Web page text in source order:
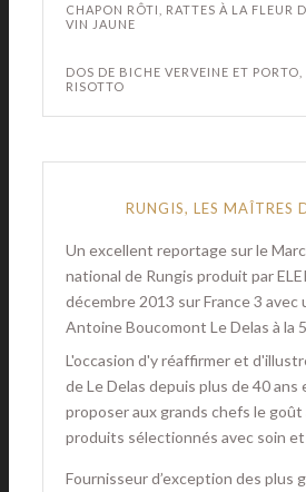
CHAPON RÔTI, RATTES À LA FLEUR
VIN JAUNE
DOS DE BICHE VERVEINE ET
RISOTTO
RUNGIS, LES MAÎTRES
Un excellent reportage sur le
national de Rungis produit par
décembre 2013 sur France 3
Antoine Boucomont Le Delas à la
L'occasion d'y réaffirmer et
de Le Delas depuis plus de 40 ans
proposer aux grands chefs le
produits sélectionnés avec soin
Fournisseur d’exception des plus